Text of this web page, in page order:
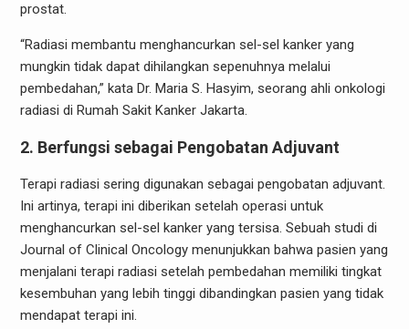
prostat.
“Radiasi membantu menghancurkan sel-sel kanker yang
mungkin tidak dapat dihilangkan sepenuhnya melalui
pembedahan,” kata Dr. Maria S. Hasyim, seorang ahli onkologi
radiasi di Rumah Sakit Kanker Jakarta.
2. Berfungsi sebagai Pengobatan Adjuvant
Terapi radiasi sering digunakan sebagai pengobatan adjuvant.
Ini artinya, terapi ini diberikan setelah operasi untuk
menghancurkan sel-sel kanker yang tersisa. Sebuah studi di
Journal of Clinical Oncology menunjukkan bahwa pasien yang
menjalani terapi radiasi setelah pembedahan memiliki tingkat
kesembuhan yang lebih tinggi dibandingkan pasien yang tidak
mendapat terapi ini.